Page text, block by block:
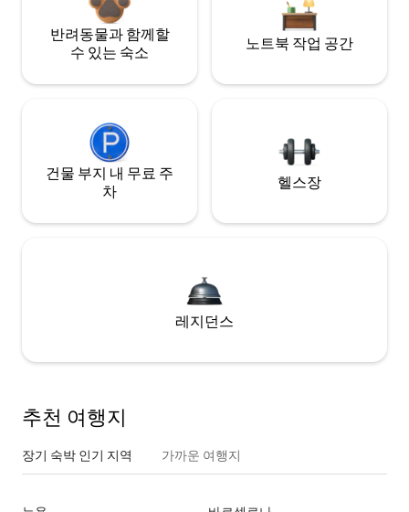
반려동물과 함께할
수 있는 숙소
노트북 작업 공간
건물 부지 내 무료 주
차
헬스장
레지던스
추천 여행지
장기 숙박 인기 지역 가까운 여행지